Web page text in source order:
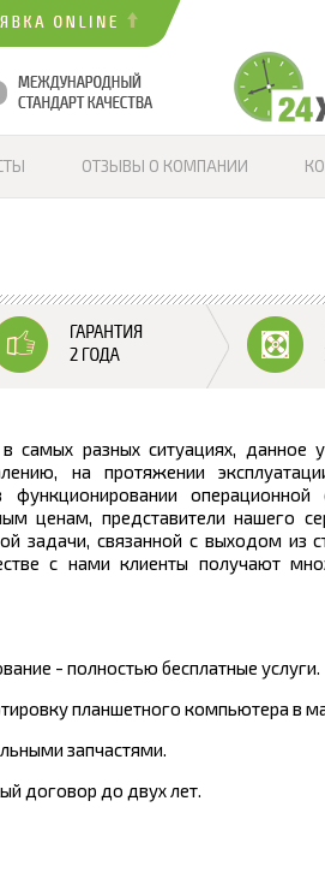
ОТЗЫВЫ О КОМПАНИИ
разных ситуациях, данное
на протяжении
операционной
ценам, представители нашего
задачи, связанной с выходом из
с нами клиенты получают
- полностью бесплатные услуги.
планшетного компьютера в
запчастями.
договор до двух лет.